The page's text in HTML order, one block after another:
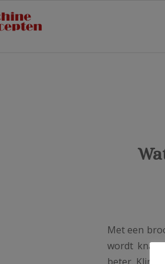
Met een
wordt